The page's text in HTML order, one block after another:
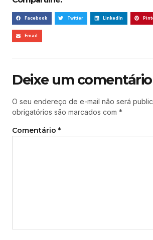
Facebook Twitter LinkedIn
Email
Deixe um comentário
O seu endereço de e-mail não será
obrigatórios são marcados com *
Comentário *